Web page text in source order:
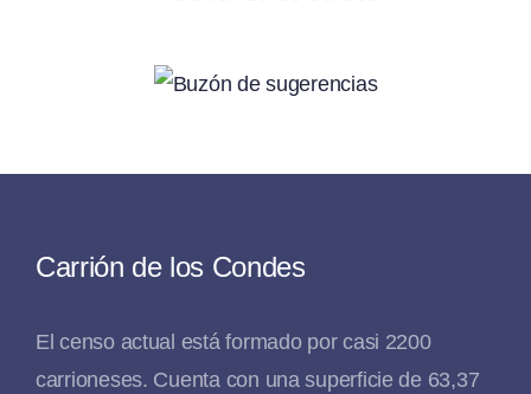
Carrión de los Condes
El censo actual está formado por casi 2200
carrioneses. Cuenta con una superficie de 63,37